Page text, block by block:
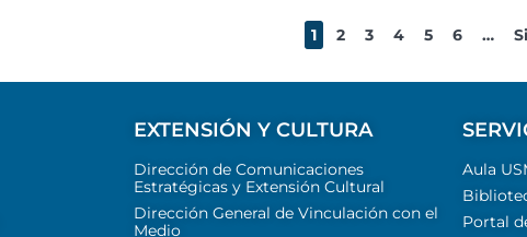
1 2 3 4 5 6 …
EXTENSIÓN Y CULTURA
Dirección de Comunicaciones
Estratégicas y Extensión Cultural
Dirección General de Vinculación con el
Medio
Aula
Portal